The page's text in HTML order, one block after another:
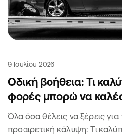
9 Ιουλίου 2026
Οδική βοήθεια: Τι
φορές μπορώ να
Όλα όσα θέλεις να ξέρεις για
προαιρετική κάλυψη: Τι